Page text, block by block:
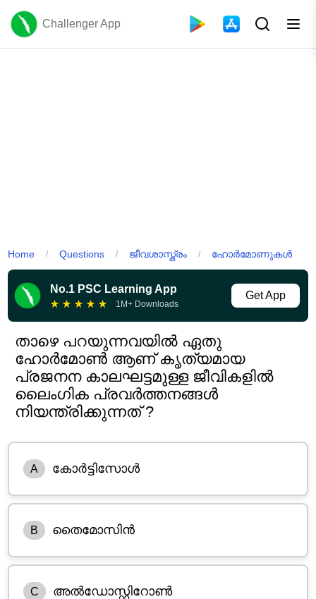
Challenger App
Home / Questions / ജീവശാസ്ത്രം / ഹോർമോണുകൾ
No.1 PSC Learning App
★ ★ ★ ★ ★ 1M+ Downloads
Get App
താഴെ പറയുന്നവയിൽ ഏതു
ഹോർമോൺ ആണ് കൃത്യമായ
പ്രജനന കാലഘട്ടമുള്ള ജീവികളിൽ
ലൈംഗിക പ്രവർത്തനങ്ങൾ
നിയന്ത്രിക്കുന്നത് ?
A കോർട്ടിസോൾ
B തൈമോസിൻ
C അൽഡോസ്റ്റിറോൺ